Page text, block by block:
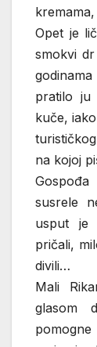
Opet je
smokvi
pratilo ju
kuče,
na kojoj
susrele
usput je
pričali,
divili…
Mali
glasom